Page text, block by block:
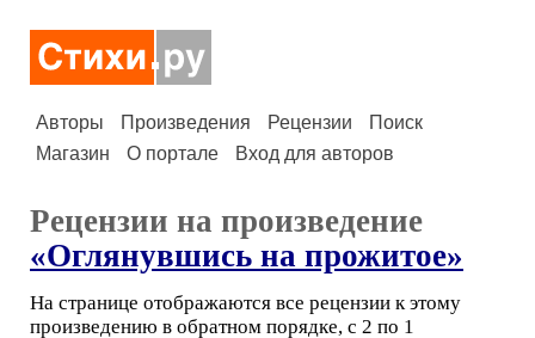
Авторы Произведения Рецензии
Поиск
Магазин
О портале Вход для авторов
Рецензии на произведение
«Оглянувшись на прожитое»
На странице отображаются все рецензии к этому
произведению в обратном порядке, с 2 по 1